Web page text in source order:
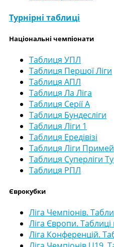
Турнірні таблиці
Національні чемпіонати
Таблиця УПЛ
Таблиця Першої Ліги
Таблиця АПЛ
Таблиця Ла Ліга
Таблиця Серії А
Таблиця Бундесліги
Таблиця Ліги 1
Таблиця Ередівізі
Таблиця Ліги
Таблиця Суперліги
Таблиця РПЛ
Єврокубки
Ліга Чемпіонів.
Ліга Європи.
Ліга Конференцій.